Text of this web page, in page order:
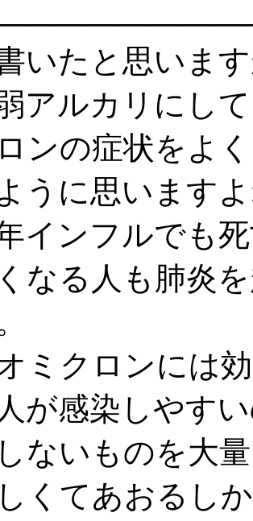
いたと思いま
アルカリにし
ンの症状をよ
うに思います
インフルでも
なる人も肺炎
ミクロンには
が感染しやす
ないものを大
くてあおるし